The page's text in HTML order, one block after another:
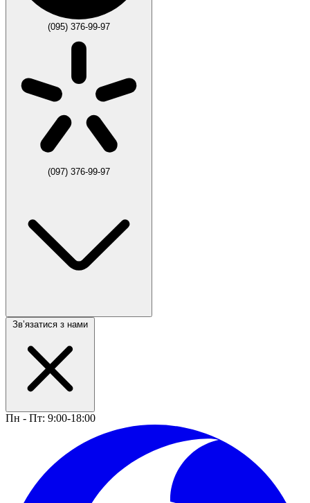
(095) 376-99-97
(097) 376-99-97
Звʼязатися з нами
Пн - Пт: 9:00-18:00